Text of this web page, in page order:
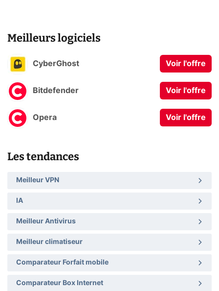
Meilleurs logiciels
CyberGhost Voir l'offre
Bitdefender Voir l'offre
Opera Voir l'offre
Les tendances
Meilleur VPN
IA
Meilleur Antivirus
Meilleur climatiseur
Comparateur Forfait mobile
Comparateur Box Internet